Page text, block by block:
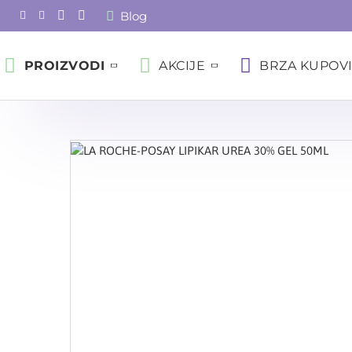
Blog
PROIZVODI AKCIJE BRZA